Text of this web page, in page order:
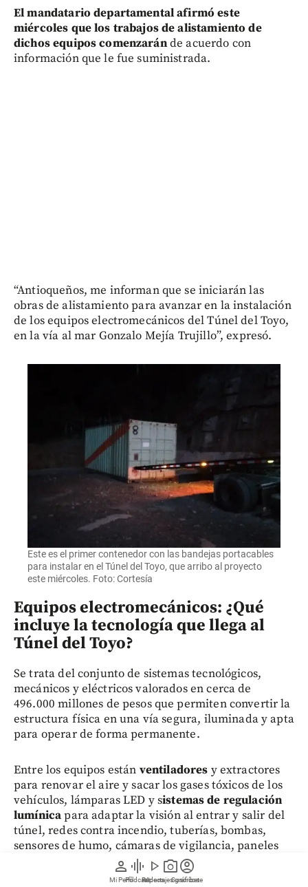
person
Mi Perfil
graphic_eq
Pódcast
play_arrow
Videos
photo_camera
Reportajes gráficos
account_circle
Suscríbete
El mandatario departamental afirmó este
miércoles que los trabajos de alistamiento de
dichos equipos comenzaránde acuerdo con
información que le fue suministrada.
“Antioqueños, me informan que se iniciarán las
obras de alistamiento para avanzar en la instalación
de los equipos electromecánicos del Túnel del Toyo,
en la vía al mar Gonzalo Mejía Trujillo”, expresó.
Este es el primer contenedor con las bandejas portacables
para instalar en el Túnel del Toyo, que arribo al proyecto
este miércoles. Foto: Cortesía
Equipos electromecánicos: ¿Qué
incluye la tecnología que llega al
Túnel del Toyo?
Se trata del conjunto de sistemas tecnológicos,
mecánicos y eléctricos valorados en cerca de
496.000 millones de pesos que permiten convertir la
estructura física en una vía segura, iluminada y apta
para operar de forma permanente.
Entre los equipos están ventiladores y extractores
para renovar el aire y sacar los gases tóxicos de los
vehículos, lámparas LED y sistemas de regulación
lumínicapara adaptar la visión al entrar y salir del
túnel, redes contra incendio, tuberías, bombas,
sensores de humo, cámaras de vigilancia, paneles
de mensajes variables, postes SOS y radares de